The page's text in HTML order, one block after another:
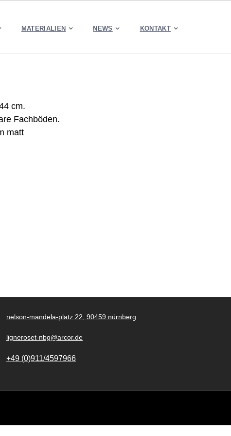
MATERIALIEN NEWS KONTAKT
cm.
Fachböden.
matt
nelson-mandela-platz 22, 90459 nürnberg
ligneroset-nbg@arcor.de
+49 (0)911/4597966